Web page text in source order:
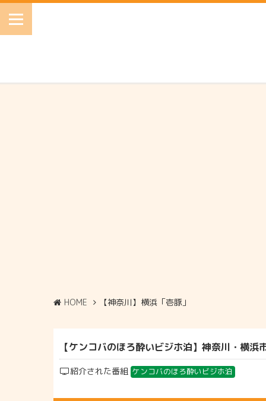
HOME 【神奈川】横浜「壱豚」
【ケンコバのほろ酔いビジホ泊】神奈川・横
紹介された番組 ケンコバのほろ酔いビジホ泊